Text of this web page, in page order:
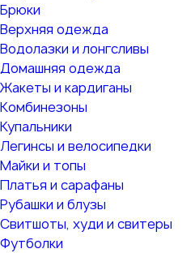
Брюки
Верхняя одежда
Водолазки и лонгсливы
Домашняя одежда
Жакеты и кардиганы
Комбинезоны
Купальники
Легинсы и велосипедки
Майки и топы
Платья и сарафаны
Рубашки и блузы
Свитшоты, худи и свитеры
Футболки